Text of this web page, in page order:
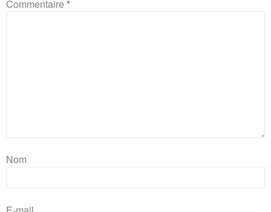
Commentaire*
Nom